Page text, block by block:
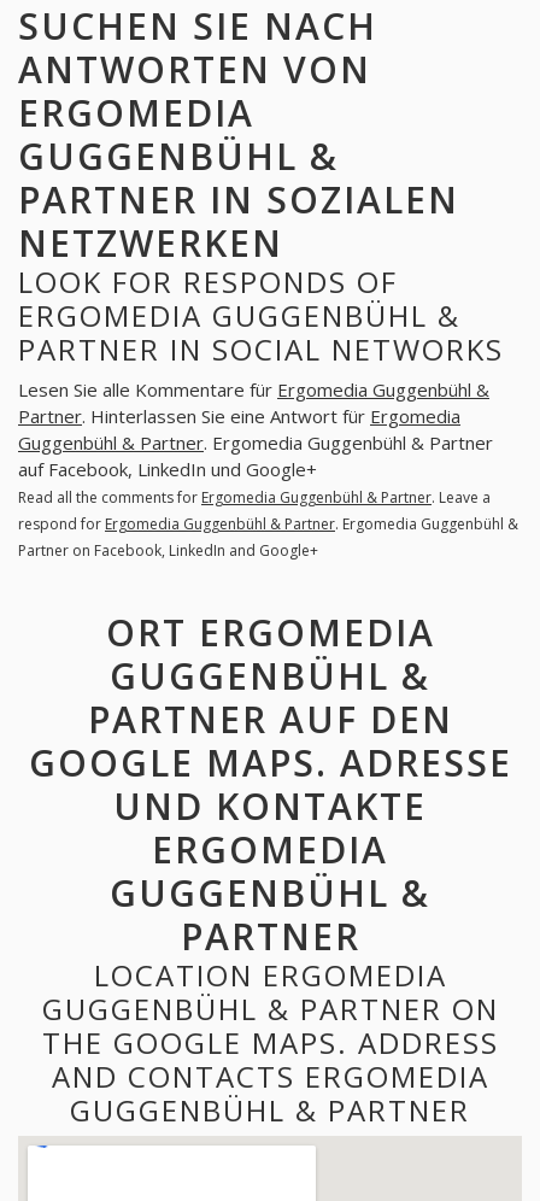
SUCHEN SIE NACH
ANTWORTEN VON
ERGOMEDIA
GUGGENBÜHL &
PARTNER IN SOZIALEN
NETZWERKEN
LOOK FOR RESPONDS OF
ERGOMEDIA GUGGENBÜHL &
PARTNER IN SOCIAL NETWORKS
Lesen Sie alle Kommentare für Ergomedia Guggenbühl &
Partner. Hinterlassen Sie eine Antwort für Ergomedia
Guggenbühl & Partner. Ergomedia Guggenbühl & Partner
auf Facebook, LinkedIn und Google+
Read all the comments for Ergomedia Guggenbühl & Partner. Leave a
respond for Ergomedia Guggenbühl & Partner. Ergomedia Guggenbühl &
Partner on Facebook, LinkedIn and Google+
ORT ERGOMEDIA
GUGGENBÜHL &
PARTNER AUF DEN
GOOGLE MAPS. ADRESSE
UND KONTAKTE
ERGOMEDIA
GUGGENBÜHL &
PARTNER
LOCATION ERGOMEDIA
GUGGENBÜHL & PARTNER ON
THE GOOGLE MAPS. ADDRESS
AND CONTACTS ERGOMEDIA
GUGGENBÜHL & PARTNER